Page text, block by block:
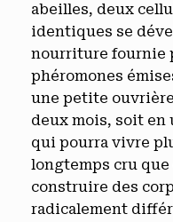
abeilles, deux
identiques se
nourriture fournie
phéromones
une petite
deux mois, soit en
qui pourra vivre
longtemps cru
construire des
radicalement